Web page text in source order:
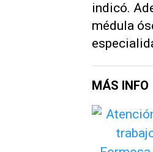
indicó.
médula
MÁS INFO